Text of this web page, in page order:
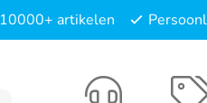
10000+ artikelen